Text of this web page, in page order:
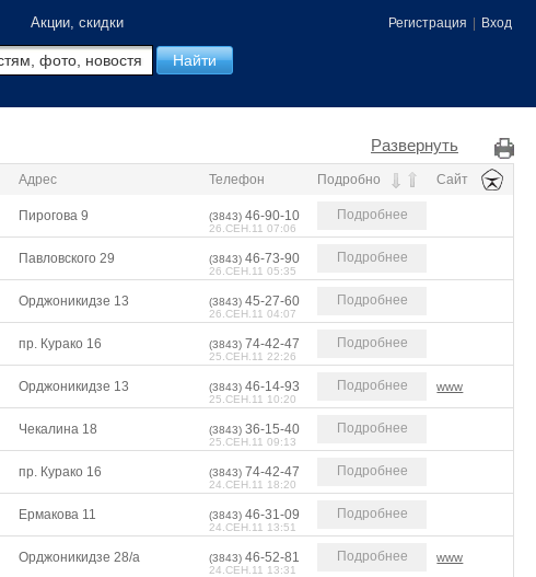
Регистрация Вход
Акции, скидки
Развернуть
Адрес Телефон Подробно Сайт
Пирогова 9 (3843) 46-90-10
26.СЕН.11 07:06
Подробнее
Павловского 29 (3843) 46-73-90
26.СЕН.11 05:35
Подробнее
Орджоникидзе 13 (3843) 45-27-60
26.СЕН.11 04:07
Подробнее
пр. Курако 16 (3843) 74-42-47
25.СЕН.11 22:26
Подробнее
Орджоникидзе 13 (3843) 46-14-93
25.СЕН.11 10:20
Подробнее www
Чекалина 18 (3843) 36-15-40
25.СЕН.11 09:13
Подробнее
пр. Курако 16 (3843) 74-42-47
24.СЕН.11 18:20
Подробнее
Ермакова 11 (3843) 46-31-09
24.СЕН.11 13:51
Подробнее
Орджоникидзе 28/а (3843) 46-52-81
24.СЕН.11 13:31
Подробнее www